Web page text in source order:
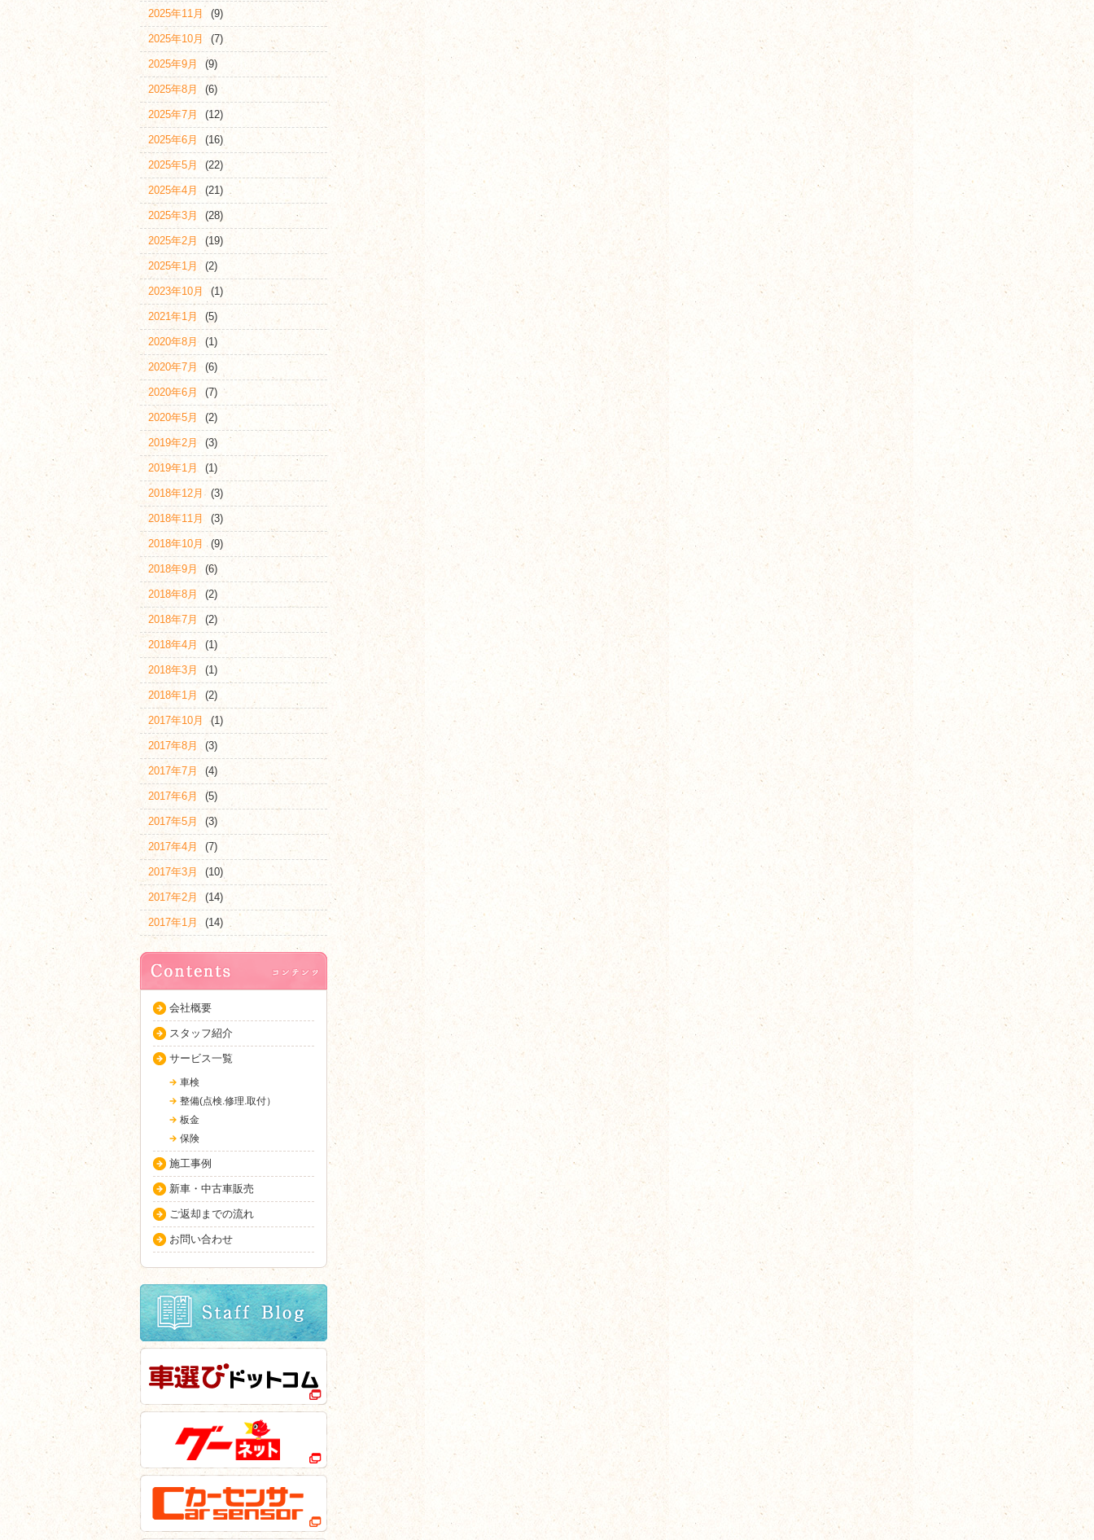
2025年11月 (9)
2025年10月 (7)
2025年9月 (9)
2025年8月 (6)
2025年7月 (12)
2025年6月 (16)
2025年5月 (22)
2025年4月 (21)
2025年3月 (28)
2025年2月 (19)
2025年1月 (2)
2023年10月 (1)
2021年1月 (5)
2020年8月 (1)
2020年7月 (6)
2020年6月 (7)
2020年5月 (2)
2019年2月 (3)
2019年1月 (1)
2018年12月 (3)
2018年11月 (3)
2018年10月 (9)
2018年9月 (6)
2018年8月 (2)
2018年7月 (2)
2018年4月 (1)
2018年3月 (1)
2018年1月 (2)
2017年10月 (1)
2017年8月 (3)
2017年7月 (4)
2017年6月 (5)
2017年5月 (3)
2017年4月 (7)
2017年3月 (10)
2017年2月 (14)
2017年1月 (14)
会社概要
スタッフ紹介
サービス一覧
車検
整備(点検.修理.取付）
板金
保険
施工事例
新車・中古車販売
ご返却までの流れ
お問い合わせ